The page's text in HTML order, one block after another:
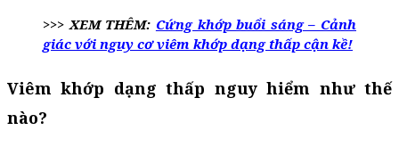
>>> XEM THÊM: Cứng khớp buổi sáng – Cảnh
giác với nguy cơ viêm khớp dạng thấp cận kề!
Viêm khớp dạng thấp nguy hiểm như thế
nào?